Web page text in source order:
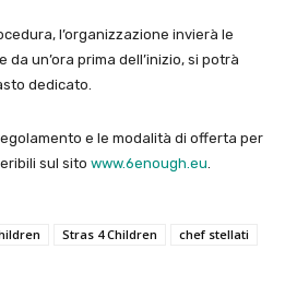
l’organizzazione invierà le
un’ora prima dell’inizio, si potrà
dedicato.
e le modalità di offerta per
sul sito www.6enough.eu.
Stras 4 Children
chef stellati